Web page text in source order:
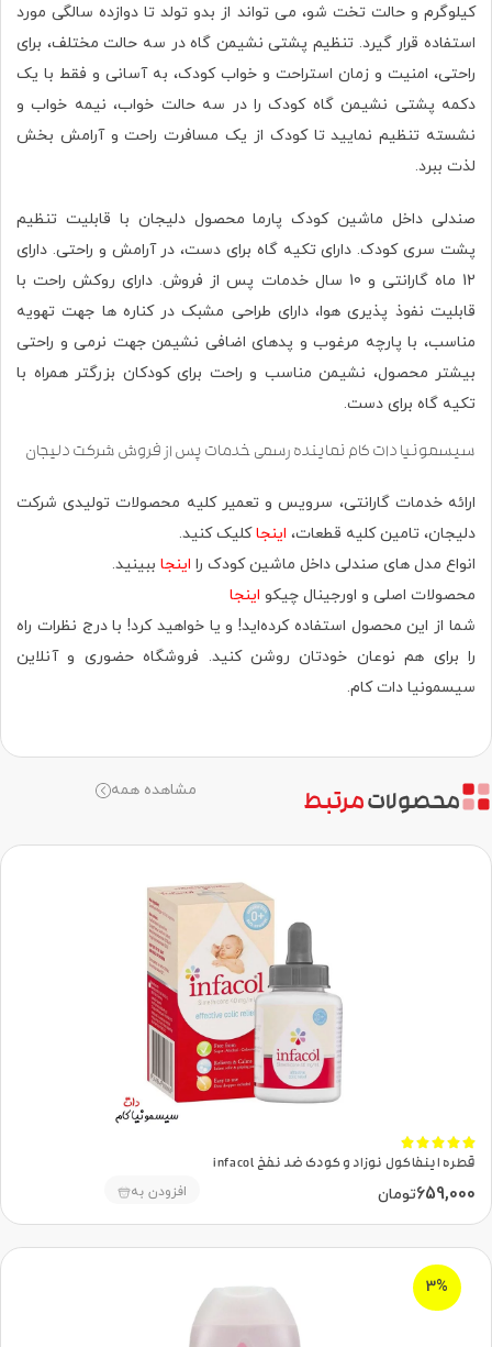
کیلوگرم و حالت تخت شو، می تواند از بدو تولد تا دوازده سالگی مورد
استفاده قرار گیرد. تنظیم پشتی نشیمن گاه در سه حالت مختلف، برای
راحتی، امنیت و زمان استراحت و خواب کودک، به آسانی و فقط با یک
دکمه پشتی نشیمن گاه کودک را در سه حالت خواب، نیمه خواب و
نشسته تنظیم نمایید تا کودک از یک مسافرت راحت و آرامش بخش
لذت ببرد.
صندلی داخل ماشین کودک پارما محصول دلیجان با قابلیت تنظیم
پشت سری کودک. دارای تکیه‌ گاه برای دست، در آرامش و راحتی. دارای
12 ماه گارانتی و 10 سال خدمات پس از فروش.
دارای روکش راحت با
قابلیت نفوذ پذیری هوا، دارای طراحی مشبک در کناره ها جهت تهویه
مناسب، با پارچه مرغوب و پدهای اضافی نشیمن جهت نرمی و راحتی
بیشتر محصول، نشیمن مناسب و راحت برای کودکان بزرگتر همراه با
تکیه گاه برای دست.
سیسمونیا دات کام نماینده رسمی خدمات پس از فروش شرکت دلیجان
ارائه خدمات گارانتی، سرویس و تعمیر کلیه محصولات تولیدی شرکت
دلیجان، تامین کلیه قطعات، اینجاکلیک کنید.
انواع مدل های صندلی داخل ماشین کودک را اینجا ببینید.
محصولات اصلی و اورجینال چیکو اینجا
شما از این محصول استفاده کرده‌اید! و یا خواهید کرد! با درج نظرات راه
را برای هم نوعان خودتان روشن کنید. فروشگاه حضوری‌ و آنلاین
سیسمونیا دات کام.
محصولاتمرتبط مشاهده همه





قطره اینفاکول نوزاد و کودک ضد نفخ infacol
659,000تومان افزودن به
3%